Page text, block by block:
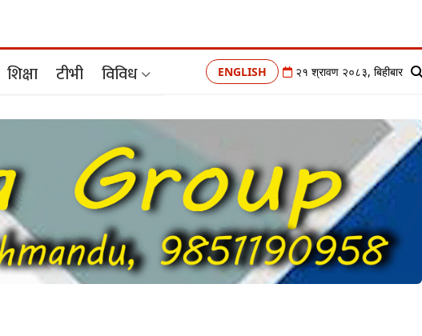
शिक्षा टीभी विविध ENGLISH २१ श्रावण २०८३, बिहीबार